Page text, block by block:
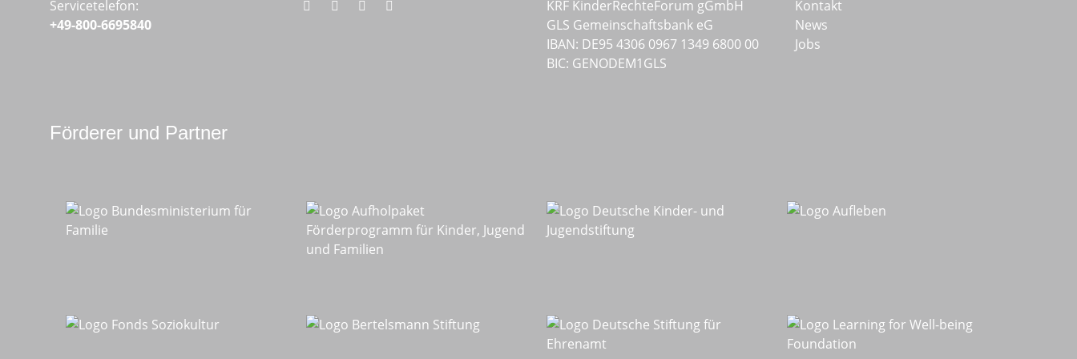
Servicetelefon:
+49-800-6695840
KRF KinderRechteForum gGmbH
GLS Gemeinschaftsbank eG
IBAN: DE95 4306 0967 1349 6800 00
BIC: GENODEM1GLS
Kontakt
News
Jobs
Förderer und Partner